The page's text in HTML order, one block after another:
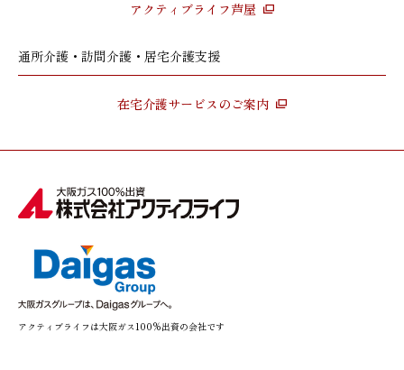
アクティブライフ芦屋
通所介護・訪問介護・居宅介護支援
在宅介護サービスのご案内
アクティブライフは大阪ガス100%出資の会社です